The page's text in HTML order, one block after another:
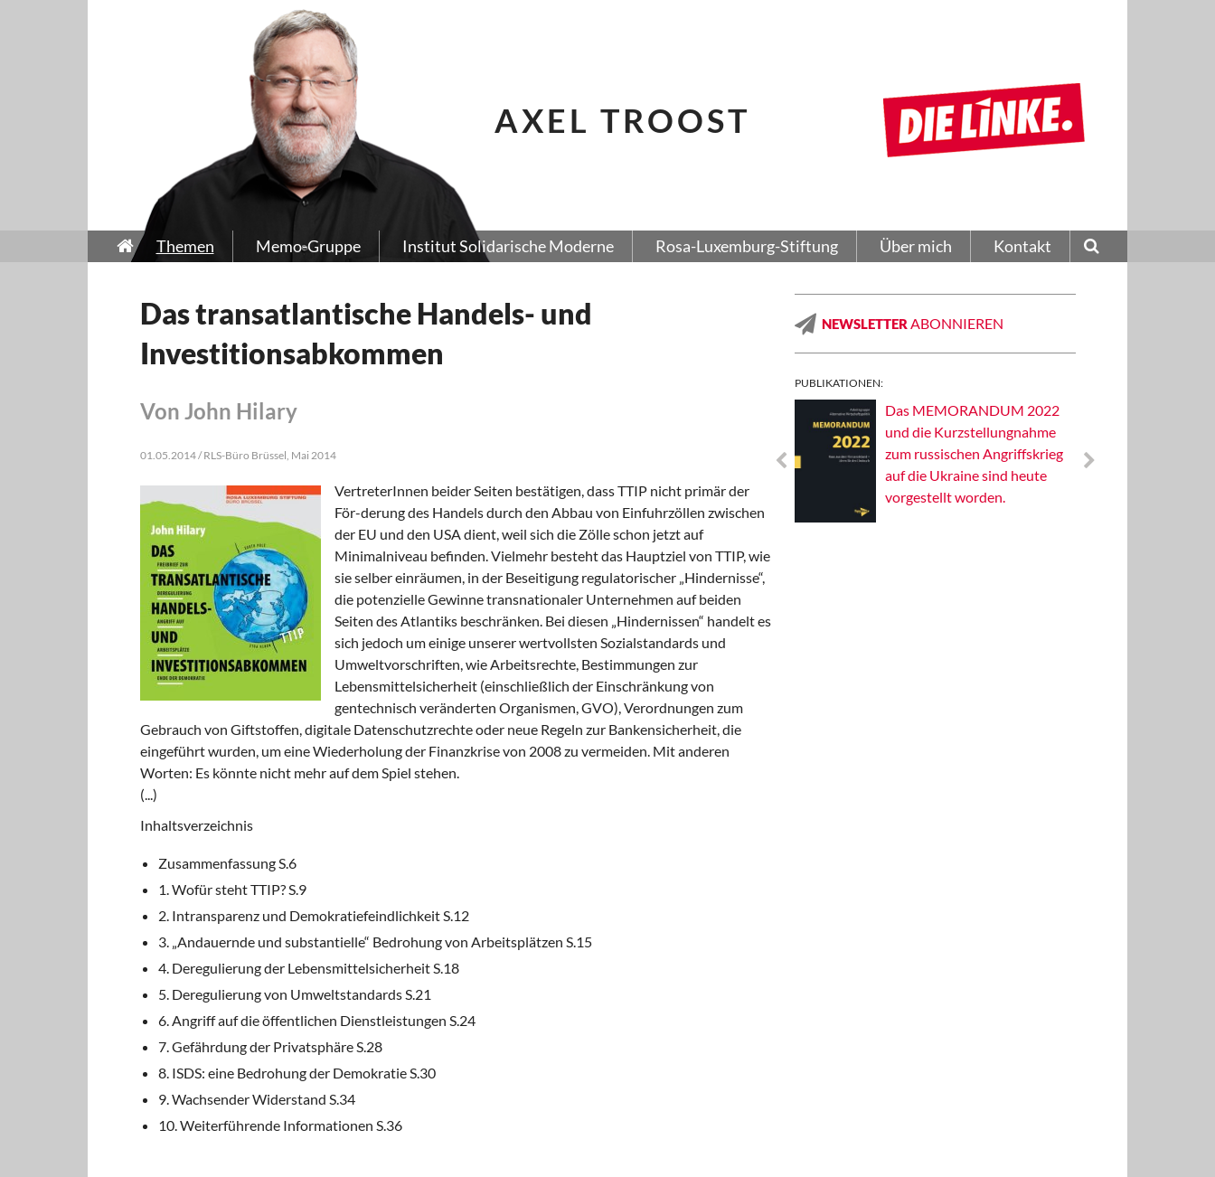
AXEL TROOST
Themen Memo-Gruppe Institut Solidarische Moderne Rosa-Luxemburg-Stiftung Über mich Kontakt
Das transatlantische Handels- und
Investitionsabkommen
Von John Hilary
01.05.2014 / RLS-Büro Brüssel, Mai 2014
VertreterInnen beider Seiten bestätigen, dass TTIP nicht primär der
För-derung des Handels durch den Abbau von Einfuhrzöllen zwischen
der EU und den USA dient, weil sich die Zölle schon jetzt auf
Minimalniveau befinden. Vielmehr besteht das Hauptziel von TTIP, wie
sie selber einräumen, in der Beseitigung regulatorischer „Hindernisse“,
die potenzielle Gewinne transnationaler Unternehmen auf beiden
Seiten des Atlantiks beschränken. Bei diesen „Hindernissen“ handelt es
sich jedoch um einige unserer wertvollsten Sozialstandards und
Umweltvorschriften, wie Arbeitsrechte, Bestimmungen zur
Lebensmittelsicherheit (einschließlich der Einschränkung von
gentechnisch veränderten Organismen, GVO), Verordnungen zum
Gebrauch von Giftstoffen, digitale Datenschutzrechte oder neue Regeln zur Bankensicherheit, die
eingeführt wurden, um eine Wiederholung der Finanzkrise von 2008 zu vermeiden. Mit anderen
Worten: Es könnte nicht mehr auf dem Spiel stehen.
(...)
Inhaltsverzeichnis
Zusammenfassung S.6
1. Wofür steht TTIP? S.9
2. Intransparenz und Demokratiefeindlichkeit S.12
3. „Andauernde und substantielle“ Bedrohung von Arbeitsplätzen S.15
4. Deregulierung der Lebensmittelsicherheit S.18
5. Deregulierung von Umweltstandards S.21
6. Angriff auf die öffentlichen Dienstleistungen S.24
7. Gefährdung der Privatsphäre S.28
8. ISDS: eine Bedrohung der Demokratie S.30
9. Wachsender Widerstand S.34
10. Weiterführende Informationen S.36
NEWSLETTER ABONNIEREN
PUBLIKATIONEN:
Das MEMORANDUM 2022
und die Kurzstellungnahme
zum russischen Angriffskrieg
auf die Ukraine sind heute
vorgestellt worden.